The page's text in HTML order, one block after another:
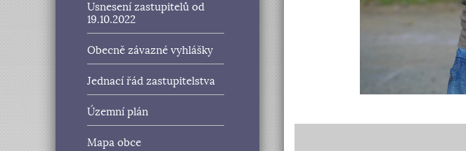
Usnesení zastupitelů od
19.10.2022
Obecně závazné vyhlášky
Jednací řád zastupitelstva
Územní plán
Mapa obce